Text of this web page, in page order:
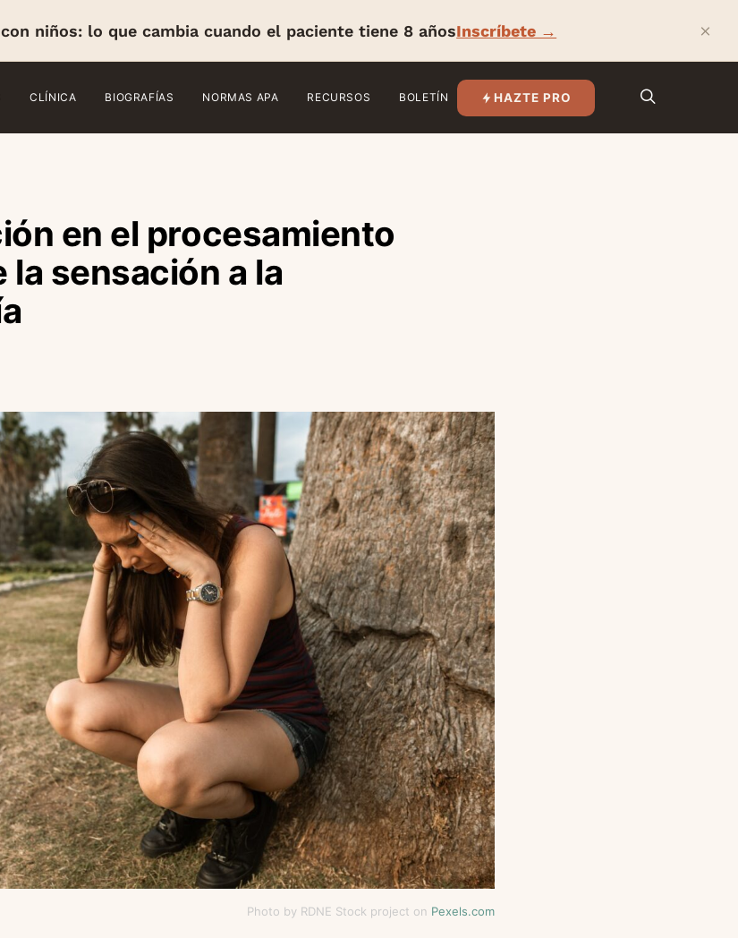
con niños: lo que cambia cuando el paciente tiene 8 añosInscríbete → ×
CLÍNICA BIOGRAFÍAS NORMAS APA RECURSOS BOLETÍN HAZTE PRO
en el procesamiento
la sensación a la
Photo by RDNE Stock project on Pexels.com